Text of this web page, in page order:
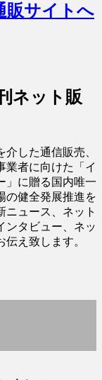
サイトへ
ネット販
介した通信販売、
業者に向けた「イ
」に贈る国内唯一
の健全発展推進を
ニュース、ネット
ンタビュー、ネッ
え致します。